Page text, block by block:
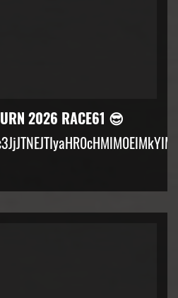
2026 RACE61 😎